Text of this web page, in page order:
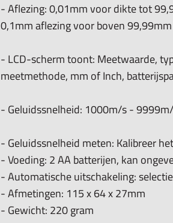
- Aflezing:0,01mm voor dikte tot
0,1mm aflezing voor boven 99,99mm
- LCD-scherm toont: Meetwaarde,
meetmethode, mm of Inch,
- Geluidssnelheid: 1000m/s -
- Geluidssnelheid meten: Kalibreer
- Voeding: 2 AA batterijen, kan
- Automatische uitschakeling:
- Afmetingen: 115 x 64 x 27mm
- Gewicht: 220 gram